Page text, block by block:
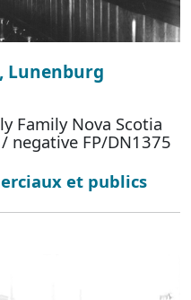
Lunenburg
Family Nova Scotia
negative FP/DN1375
et publics